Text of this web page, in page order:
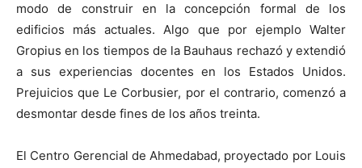
modo de construir en la concepción formal de los
edificios más actuales. Algo que por ejemplo Walter
Gropius en los tiempos de la Bauhaus rechazó y extendió
a sus experiencias docentes en los Estados Unidos.
Prejuicios que Le Corbusier, por el contrario, comenzó a
desmontar desde fines de los años treinta.
El Centro Gerencial de Ahmedabad, proyectado por Louis